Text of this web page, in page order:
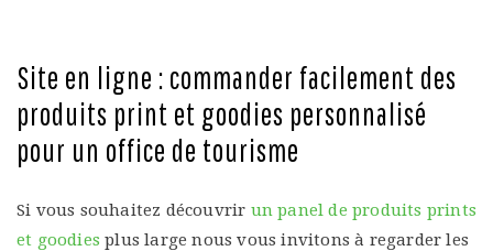
Site en ligne : commander facilement des
produits print et goodies personnalisé
pour un office de tourisme
Si vous souhaitez découvrir un panel de produits prints
et goodiesplus large nous vous invitons à regarder les